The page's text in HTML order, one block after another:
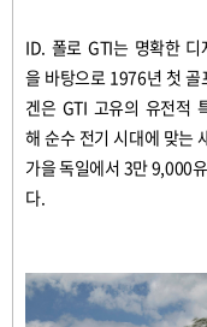
ID. 폴로 GTI는 명확한 디
을 바탕으로 1976년 첫 골
겐은 GTI 고유의 유전적
해 순수 전기 시대에 맞는
가을독일에서 3만9,000
다.